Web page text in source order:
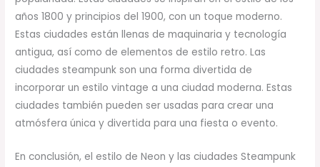
años 1800 y principios del 1900, con un toque moderno.
Estas ciudades están llenas de maquinaria y tecnología
antigua, así como de elementos de estilo retro. Las
ciudades steampunk son una forma divertida de
incorporar un estilo vintage a una ciudad moderna. Estas
ciudades también pueden ser usadas para crear una
atmósfera única y divertida para una fiesta o evento.
En conclusión, el estilo de Neon y las ciudades Steampunk